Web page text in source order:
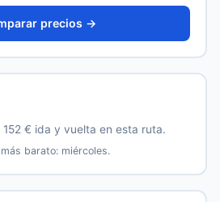
precios →
€ ida y vuelta en esta ruta.
barato: miércoles.